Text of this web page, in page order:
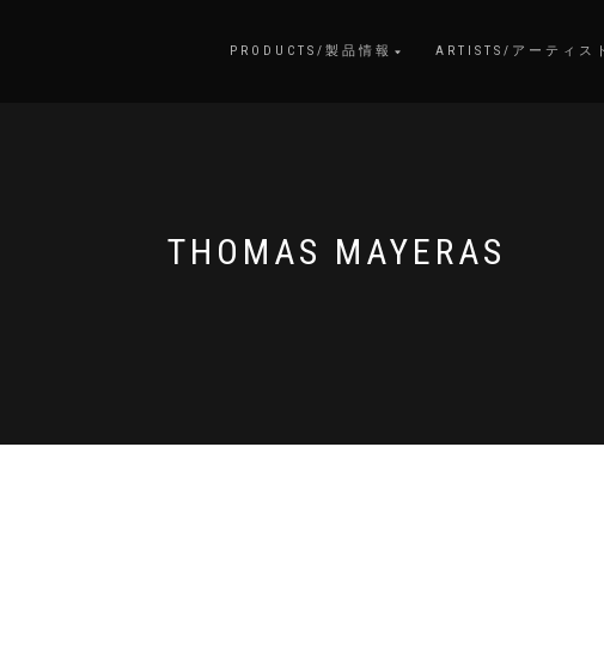
PRODUCTS/製品情報 ARTISTS/アーティスト
THOMAS MAYERAS